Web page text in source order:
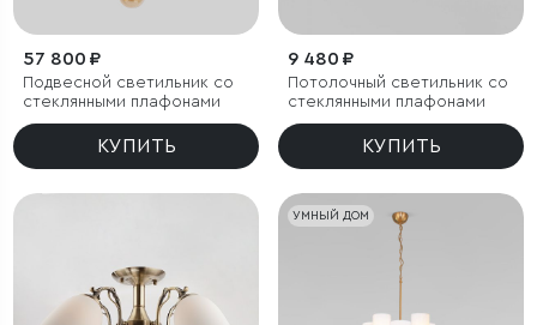
57 800 ₽
Подвесной светильник со
стеклянными плафонами
КУПИТЬ
9 480 ₽
Потолочный светильник со
стеклянными плафонами
КУПИТЬ
УМНЫЙ ДОМ